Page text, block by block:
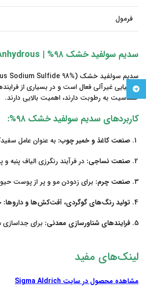
فرمول
سدیم سولفید خشک ۹۸% | Sodium Sulfide, Anhydrous | کد ۶۵۱۲۲ آلفا ایسر
شیمیایی غیرآلی فعال است و در بسیاری از
حساسیت به رطوبت دارند، اهمیت بالایی دارند.
کاربردهای سدیم سولفید خشک ۹۸%:
صنعت کاغذ و خمیر چوب: به عنوان عامل
صنعت نساجی: در فرآیند رنگرزی الیاف پنبه
صنعت چرم: برای زدودن مو و پر از پوست
تولید رنگ‌های گوگردی، آفت‌کش‌ها و داروها:
فرایندهای شناورسازی معدنی: برای
لینک‌های مفید
مشاهده محصول در سایت Sigma Aldrich
Telegram